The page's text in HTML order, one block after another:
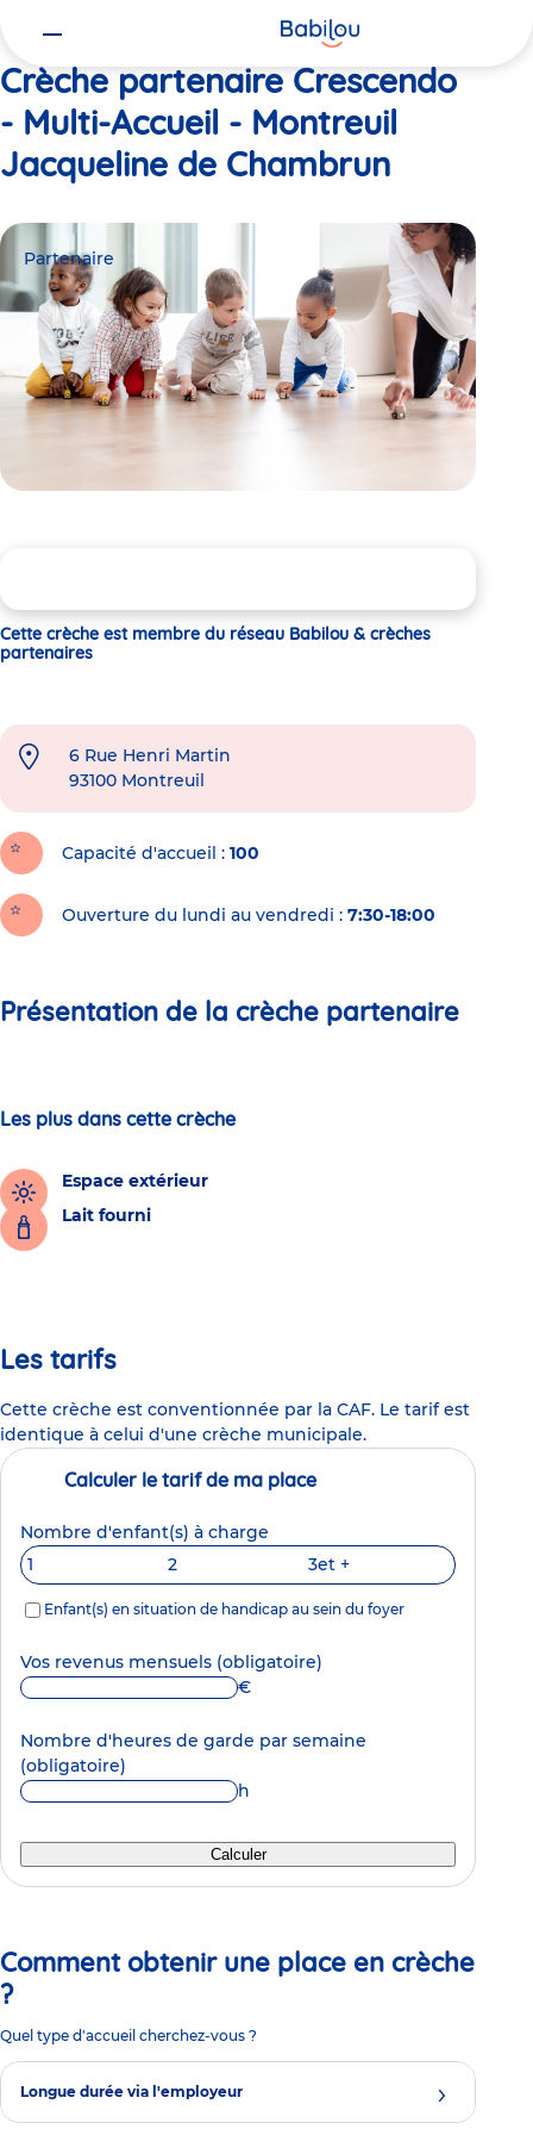
Crèche partenaire Crescendo
- Multi-Accueil - Montreuil
Jacqueline de Chambrun
Partenaire
Cette crèche est membre du réseau Babilou & crèches
partenaires
6 Rue Henri Martin
93100 Montreuil
Capacité d'accueil 100
Ouverture du lundi au vendredi : 7:30-18:00
Présentation de la crèche partenaire
Les plus dans cette crèche
Espace extérieur
Lait fourni
Les tarifs
Cette crèche est conventionnée par la CAF. Le tarif est
identique à celui d'une crèche municipale.
Calculer le tarif de ma place
Nombre d'enfant(s) à charge
1
2 3et +
Enfant(s) en situation de handicap au sein du foyer
Vos revenus mensuels (obligatoire)
€
Nombre d'heures de garde par semaine
(obligatoire)
h
Calculer
Comment obtenir une place en crèche
?
Quel type d'accueil cherchez-vous ?
Longue durée via l'employeur